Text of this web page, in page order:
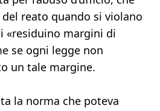
reato quando si violano
«residuino margini di
se ogni legge non
un tale margine.
la norma che poteva